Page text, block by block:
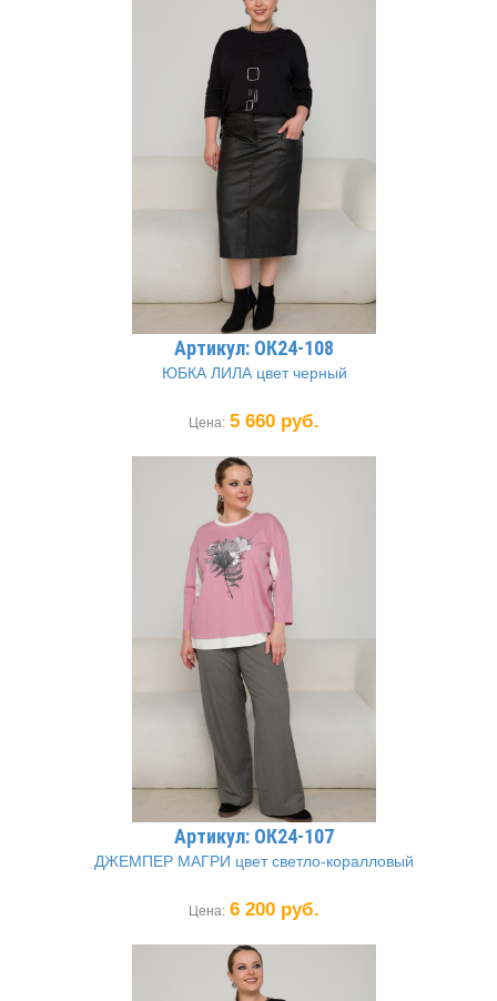
Артикул: ОК24-108
ЮБКА ЛИЛА цвет черный
Цена: 5 660 руб.
Артикул: ОК24-107
ДЖЕМПЕР МАГРИ цвет светло-коралловый
Цена: 6 200 руб.